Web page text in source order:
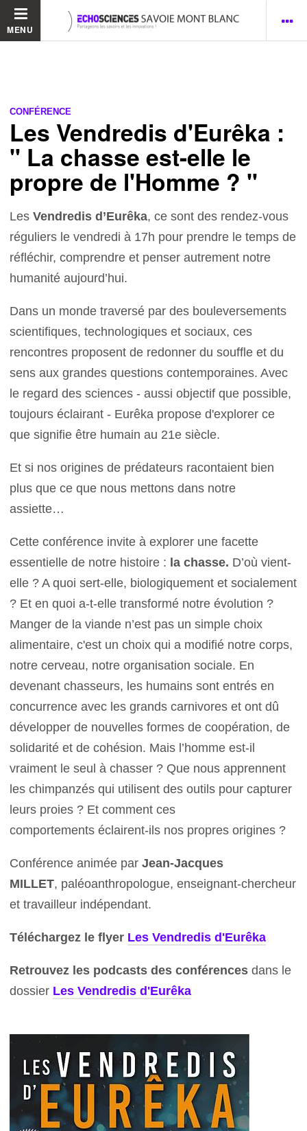
MENU
CONFÉRENCE
Les Vendredis d'Eurêka :
" La chasse est-elle le
propre de l'Homme ? "
LesVendredis d’Eurêka, ce sont des rendez-vous
réguliers le vendredi à 17h pour prendre le temps de
réfléchir, comprendre et penser autrement notre
humanité aujourd’hui.
Dans un monde traversé par des bouleversements
scientifiques, technologiques et sociaux, ces
rencontres proposent de redonner du souffle et du
sens aux grandes questions contemporaines. Avec
le regard des sciences - aussi objectif que possible,
toujours éclairant - Eurêka propose d'explorer ce
que signifie être humain au 21e siècle.
Et si nos origines de prédateurs racontaient bien
plus que ce que nous mettons dans notre
assiette…
Cette conférence invite à explorer une facette
essentielle de notre histoire : la chasse. D’où vient-
elle ? A quoi sert-elle, biologiquement et socialement
? Et en quoi a-t-elle transformé notre évolution ?
Manger de la viande n’est pas un simple choix
alimentaire, c'est un choix qui a modifié notre corps,
notre cerveau, notre organisation sociale. En
devenant chasseurs, les humains sont entrés en
concurrence avec les grands carnivores et ont dû
développer de nouvelles formes de coopération, de
solidarité et de cohésion. Mais l’homme est-il
vraiment le seul à chasser ? Que nous apprennent
les chimpanzés qui utilisent des outils pour capturer
leurs proies ? Et comment ces
comportements éclairent-ils nos propres origines ?
Conférence animée parJean-Jacques
MILLET, paléoanthropologue, enseignant-chercheur
et travailleur indépendant.
Téléchargez le flyer Les Vendredis d'Eurêka
Retrouvez les podcasts des conférences dans le
dossier Les Vendredis d'Eurêka